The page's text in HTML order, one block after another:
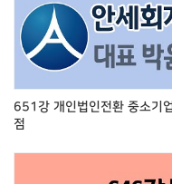
651강 개인법인전환 중소기
점